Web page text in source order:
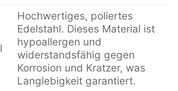
Hochwertiges, poliertes
Edelstahl. Dieses Material ist
hypoallergen und
widerstandsfähig gegen
Korrosion und Kratzer, was
Langlebigkeit garantiert.